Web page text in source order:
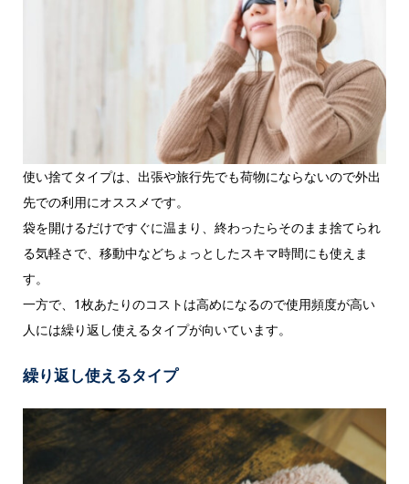
使い捨てタイプは、出張や旅行先でも荷物にならないので外出
先での利用にオススメです。
袋を開けるだけですぐに温まり、終わったらそのまま捨てられ
る気軽さで、移動中などちょっとしたスキマ時間にも使えま
す。
一方で、1枚あたりのコストは高めになるので使用頻度が高い
人には繰り返し使えるタイプが向いています。
繰り返し使えるタイプ